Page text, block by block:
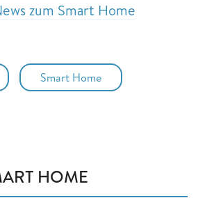
zum Smart Home
Smart Home
HOME